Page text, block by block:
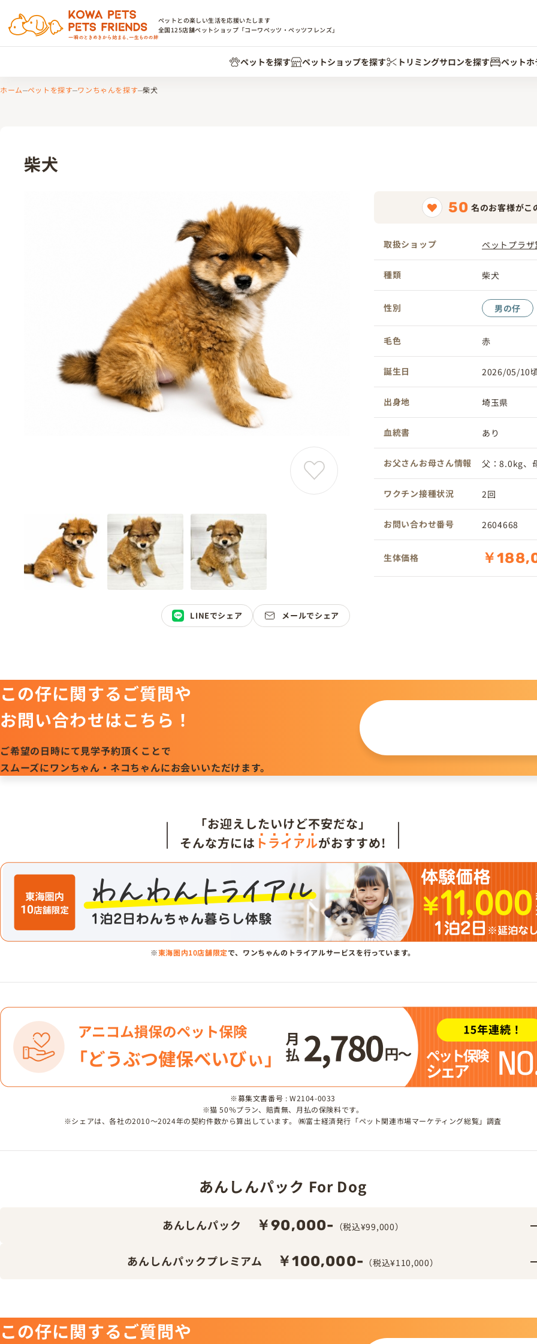
ペットとの楽しい生活を応援いたします
全国125店舗ペットショップ「コーワペッツ・ペッツフレンズ」
ペットを探す ペットショップを探す トリミングサロンを探す ペット
ホーム ペットを探す ワンちゃんを探す 柴犬
柴犬
50 名のお客様がこ
取扱ショップ ペットプラ
種類 柴犬
性別 男の仔
毛色 赤
誕生日 2026/05/10
出身地 埼玉県
血統書 あり
お父さんお母さん情報 父：8.0kg、
ワクチン接種状況 2回
お問い合わせ番号 2604668
生体価格 ￥
LINEでシェア メールでシェア
この仔に関するご質問や
お問い合わせはこちら！
ご希望の日時にて見学予約頂くことで
スムーズにワンちゃん・ネコちゃんにお会いいただけます。
「お迎えしたいけど不安だな」
そんな方には トライアルがおすすめ!
※東海圏内10店舗限定で、ワンちゃんのトライアルサービスを行っています。
※募集文書番号 : W2104-0033
※猫 50％プラン、賠責無、月払の保険料です。
※シェアは、各社の2010～2024年の契約件数から算出しています。 ㈱富士経済発行「ペット関連市場マーケティング総覧」調査
あんしんパック For Dog
あんしんパック ￥90,000- （税込¥99,000）
あんしんパックプレミアム ￥100,000- （税込¥110,000）
この仔に関するご質問や